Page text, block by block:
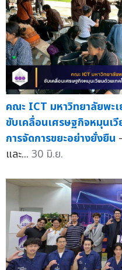
คณะ ICT มหาวิทยาลัยพะ
ขับเคลื่อนเศรษฐกิจหมุนเ
การจัดการขยะอย่างยั่งยืน
และ... 30 มิ.ย.